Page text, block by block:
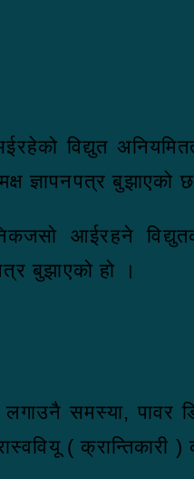
विद्युत
ज्ञापनपत्र बुझाएको
आईरहने
बुझाएको हो ।
समस्या, पावर
(